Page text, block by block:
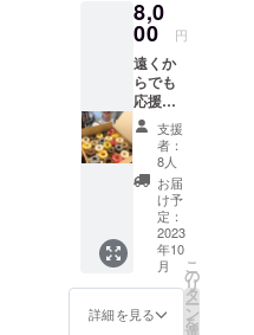
験！）
毎日9種
類以上
ある
ドーナ
ツを60
分好き
なだけ
召し上
がって
いただ
けます♪
使用期
限：
2023年
12月末
まで。
8,0
00 円
遠くか
らでも
応援プ
ラン
①！ お
店が遠
くて行
けな
い…と
いう方
には、
冷凍の
ドーナ
ツ25
ピース
支援
者：
8人
お届
け予
定：
2023
年10
月
詳細を見る
こ
の
リ
タ
ー
ン
を